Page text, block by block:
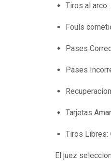
Tiros al arco:
Fouls
Pases
Pases
Tarjetas
Tiros Libres:
El juez